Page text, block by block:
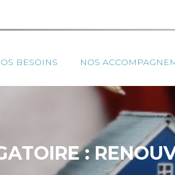
BESOINS NOS
: